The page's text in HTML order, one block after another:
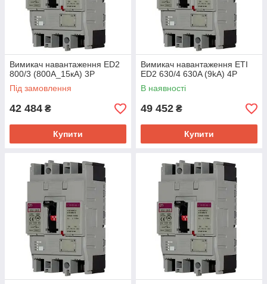
Вимикач навантаження ED2
800/3 (800А_15кА) 3Р
Під замовлення
42 484 ₴
Купити
Вимикач навантаження ETI
ED2 630/4 630A (9kA) 4P
В наявності
49 452 ₴
Купити